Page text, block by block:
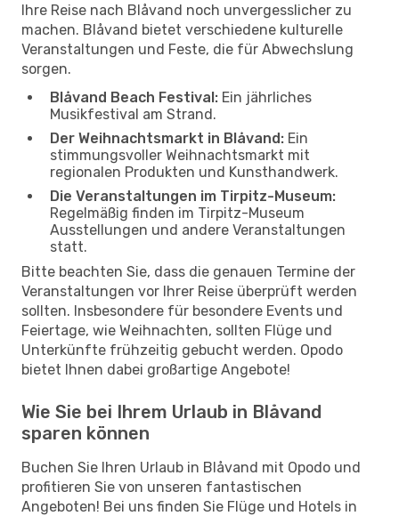
Ihre Reise nach Blåvand noch unvergesslicher zu
machen. Blåvand bietet verschiedene kulturelle
Veranstaltungen und Feste, die für Abwechslung
sorgen.
Blåvand Beach Festival: Ein jährliches
Musikfestival am Strand.
Der Weihnachtsmarkt in Blåvand: Ein
stimmungsvoller Weihnachtsmarkt mit
regionalen Produkten und Kunsthandwerk.
Die Veranstaltungen im Tirpitz-Museum:
Regelmäßig finden im Tirpitz-Museum
Ausstellungen und andere Veranstaltungen
statt.
Bitte beachten Sie, dass die genauen Termine der
Veranstaltungen vor Ihrer Reise überprüft werden
sollten. Insbesondere für besondere Events und
Feiertage, wie Weihnachten, sollten Flüge und
Unterkünfte frühzeitig gebucht werden. Opodo
bietet Ihnen dabei großartige Angebote!
Wie Sie bei Ihrem Urlaub in Blåvand
sparen können
Buchen Sie Ihren Urlaub in Blåvand mit Opodo und
profitieren Sie von unseren fantastischen
Angeboten! Bei uns finden Sie Flüge und Hotels in